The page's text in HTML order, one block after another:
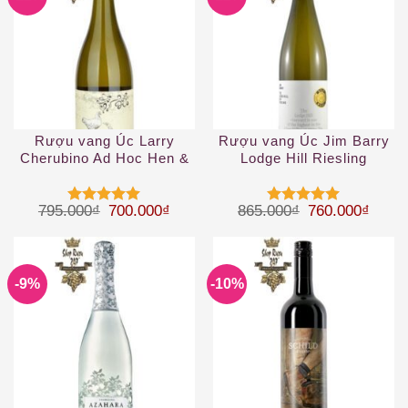
Rượu vang Úc Larry
Cherubino Ad Hoc Hen &
Được xếp
sao
795.000₫ Giá gốc là: 795.000₫.
700.000₫ Giá hiện tại là: 700.000₫.
Rượu vang Úc Jim Barry
Lodge Hill Riesling
Được xếp
sao
865.000₫ Giá gốc là:
760.000₫
-9% -10%